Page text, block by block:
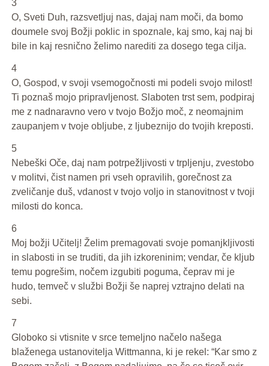
3
O, Sveti Duh, razsvetljuj nas, dajaj nam moči, da bomo
doumele svoj Božji poklic in spoznale, kaj smo, kaj naj bi
bile in kaj resnično želimo narediti za dosego tega cilja.
4
O, Gospod, v svoji vsemogočnosti mi podeli svojo milost!
Ti poznaš mojo pripravljenost. Slaboten trst sem, podpiraj
me z nadnaravno vero v tvojo Božjo moč, z neomajnim
zaupanjem v tvoje obljube, z ljubeznijo do tvojih kreposti.
5
Nebeški Oče, daj nam potrpežljivosti v trpljenju, zvestobo
v molitvi, čist namen pri vseh opravilih, gorečnost za
zveličanje duš, vdanost v tvojo voljo in stanovitnost v tvoji
milosti do konca.
6
Moj božji Učitelj! Želim premagovati svoje pomanjkljivosti
in slabosti in se truditi, da jih izkoreninim; vendar, če kljub
temu pogrešim, nočem izgubiti poguma, čeprav mi je
hudo, temveč v službi Božji še naprej vztrajno delati na
sebi.
7
Globoko si vtisnite v srce temeljno načelo našega
blaženega ustanovitelja Wittmanna, ki je rekel: “Kar smo z